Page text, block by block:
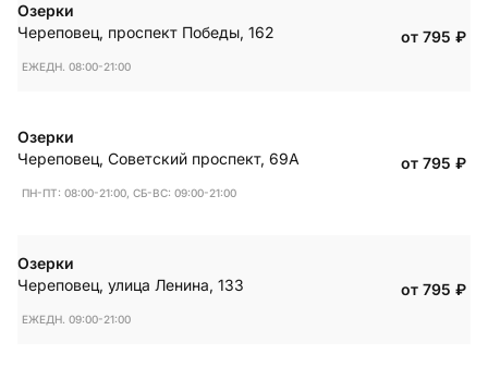
Озерки
Череповец, проспект Победы, 162
ЕЖЕДН. 08:00-21:00
от 795 ₽
Озерки
Череповец, Советский проспект, 69А
ПН-ПТ: 08:00-21:00, СБ-ВС: 09:00-21:00
от 795 ₽
Озерки
Череповец, улица Ленина, 133
ЕЖЕДН. 09:00-21:00
от 795 ₽